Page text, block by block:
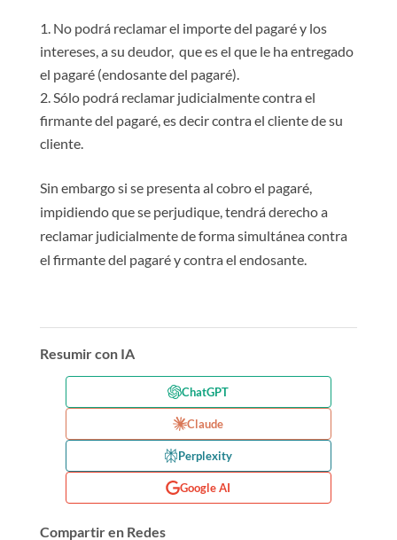
No podrá reclamar el importe del pagaré y los
intereses, a su deudor, que es el que le ha entregado
el pagaré (endosante del pagaré).
Sólo podrá reclamar judicialmente contra el
firmante del pagaré, es decir contra el cliente de su
cliente.
Sin embargo si se presenta al cobro el pagaré,
impidiendo que se perjudique, tendrá derecho a
reclamar judicialmente de forma simultánea contra
el firmante del pagaré y contra el endosante.
Resumir con IA
ChatGPT
Claude
Perplexity
Google AI
Compartir en Redes